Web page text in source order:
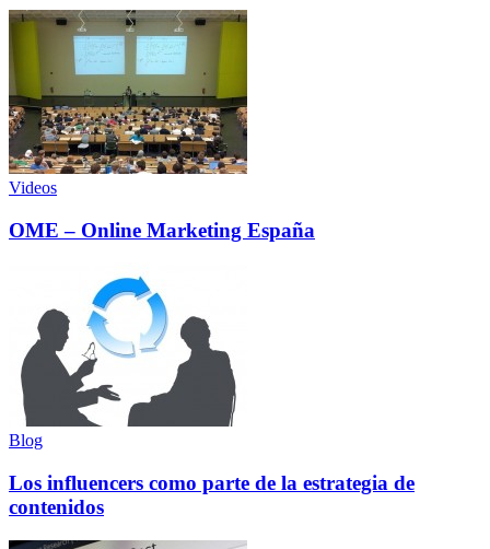
Videos
OME – Online Marketing España
Blog
Los influencers como parte de la estrategia de
contenidos